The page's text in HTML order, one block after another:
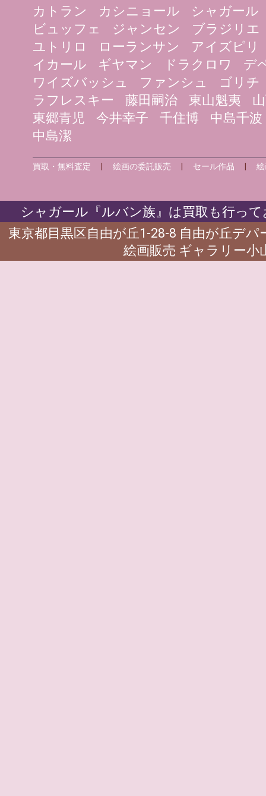
カトラン
カシニョール
シャガール
ビュッフェ
ジャンセン
ブラジリエ
ユトリロ
ローランサン
アイズピリ
イカール
ギヤマン ドラクロワ
デ
ワイズバッシュ
ファンシュ
ゴリチ
ラフレスキー
藤田嗣治 東山魁夷
東郷青児
今井幸子 千住博
中島千波
中島潔
買取・無料査定 |絵画の委託販売 セール作品 |
シャガール『ルバン族』は買取も行っ
東京都目黒区自由が丘1-28-8 自由が丘デ
絵画販売 ギャラリー小